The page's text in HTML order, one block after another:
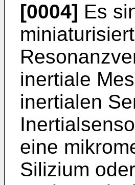
[0004] Es
inertiale
inertialen
eine
Silizium